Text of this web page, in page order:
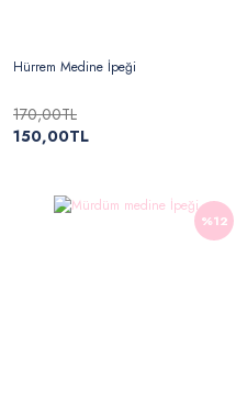
Hürrem Medine İpeği
170,00TL
150,00TL
%12